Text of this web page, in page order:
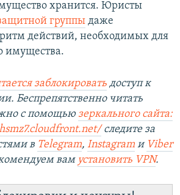
хранится. Юристы
группы даже
действий, необходимых для
имущества.
заблокировать доступ к
Беспрепятственно читать
с помощью зеркального сайта:
следите за
в Telegram, Instagram и Viber
вам установить VPN.